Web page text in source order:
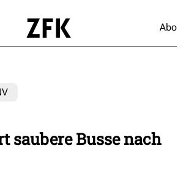
Abo
saubere Busse nach